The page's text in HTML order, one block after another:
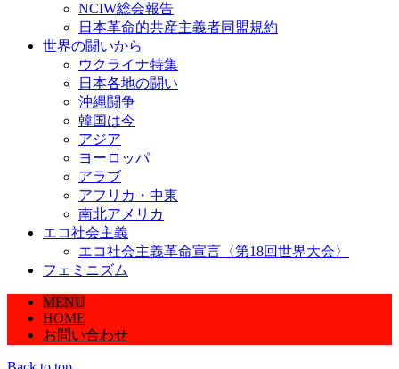
NCIW総会報告
日本革命的共産主義者同盟規約
世界の闘いから
ウクライナ特集
日本各地の闘い
沖縄闘争
韓国は今
アジア
ヨーロッパ
アラブ
アフリカ・中東
南北アメリカ
エコ社会主義
エコ社会主義革命宣言〈第18回世界大会〉
フェミニズム
MENU
HOME
お問い合わせ